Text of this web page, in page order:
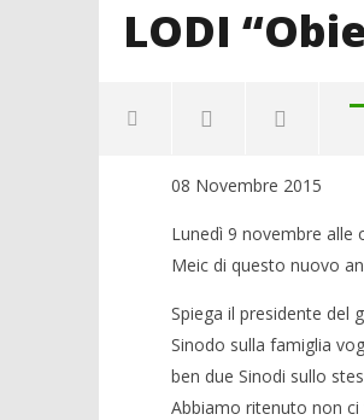
LODI
08 Novembre 2015
Lunedì 9 novembre alle
Meic di questo nuovo
Spiega il presidente del
Sinodo sulla famiglia
ben due Sinodi sullo
Abbiamo ritenuto non